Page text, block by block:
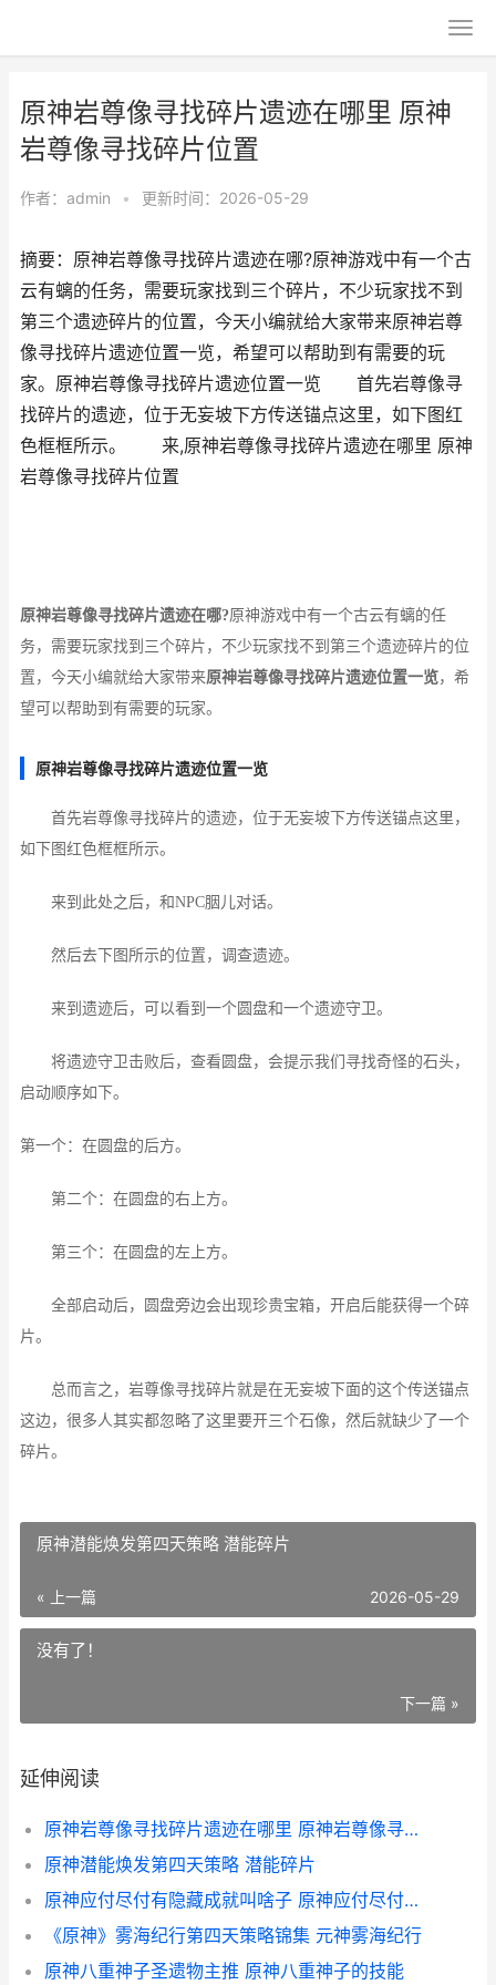
原神岩尊像寻找碎片遗迹在哪里 原神
岩尊像寻找碎片位置
作者： admin • 更新时间：2026-05-29
摘要：原神岩尊像寻找碎片遗迹在哪?原神游戏中有一个古
云有螭的任务，需要玩家找到三个碎片，不少玩家找不到
第三个遗迹碎片的位置，今天小编就给大家带来原神岩尊
像寻找碎片遗迹位置一览，希望可以帮助到有需要的玩
家。原神岩尊像寻找碎片遗迹位置一览 首先岩尊像寻
找碎片的遗迹，位于无妄坡下方传送锚点这里，如下图红
色框框所示。 来,原神岩尊像寻找碎片遗迹在哪里 原神
岩尊像寻找碎片位置
原神岩尊像寻找碎片遗迹在哪?原神游戏中有一个古云有螭的任
务，需要玩家找到三个碎片，不少玩家找不到第三个遗迹碎片的位
置，今天小编就给大家带来原神岩尊像寻找碎片遗迹位置一览，希
望可以帮助到有需要的玩家。
原神岩尊像寻找碎片遗迹位置一览
首先岩尊像寻找碎片的遗迹，位于无妄坡下方传送锚点这里，
如下图红色框框所示。
来到此处之后，和NPC胭儿对话。
然后去下图所示的位置，调查遗迹。
来到遗迹后，可以看到一个圆盘和一个遗迹守卫。
将遗迹守卫击败后，查看圆盘，会提示我们寻找奇怪的石头，
启动顺序如下。
第一个：在圆盘的后方。
第二个：在圆盘的右上方。
第三个：在圆盘的左上方。
全部启动后，圆盘旁边会出现珍贵宝箱，开启后能获得一个碎
片。
总而言之，岩尊像寻找碎片就是在无妄坡下面的这个传送锚点
这边，很多人其实都忽略了这里要开三个石像，然后就缺少了一个
碎片。
原神潜能焕发第四天策略 潜能碎片
« 上一篇 2026-05-29
没有了！
下一篇 »
延伸阅读
原神岩尊像寻找碎片遗迹在哪里 原神岩尊像寻找碎片位置
原神潜能焕发第四天策略 潜能碎片
原神应付尽付有隐藏成就叫啥子 原神应付尽付有隐藏成就叫什么
《原神》雾海纪行第四天策略锦集 元神雾海纪行
原神八重神子圣遗物主推 原神八重神子的技能